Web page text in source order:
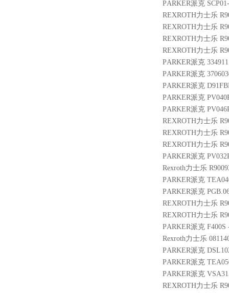
PARKER派克
REXROTH力士乐
REXROTH力士乐
REXROTH力士乐
REXROTH力士乐
PARKER派克
PARKER派克
PARKER派克
PARKER派克
PARKER派克
REXROTH力士乐
REXROTH力士乐
REXROTH力士乐
PARKER派克
Rexroth力士乐
PARKER派克
PARKER派克
REXROTH力士乐
REXROTH力士乐
PARKER派克
Rexroth力士乐
PARKER派克
PARKER派克
PARKER派克
REXROTH力士乐